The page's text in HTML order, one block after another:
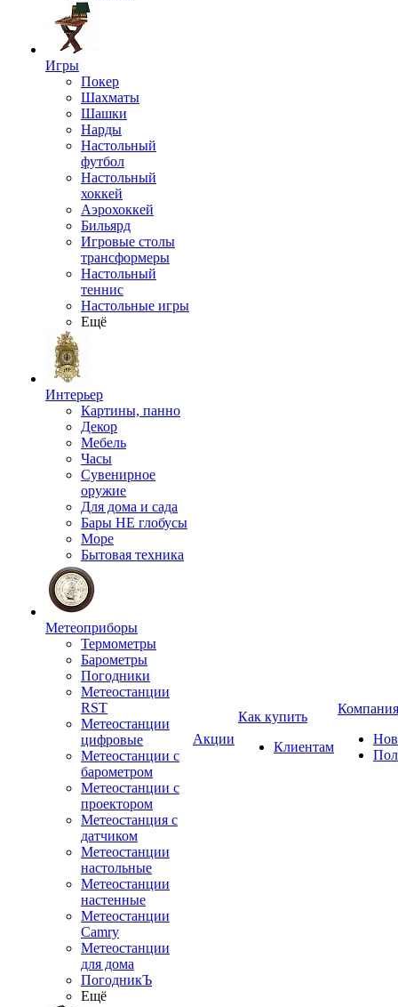
Игры
Покер
Шахматы
Шашки
Нарды
Настольный
футбол
Настольный
хоккей
Аэрохоккей
Бильярд
Игровые столы
трансформеры
Настольный
теннис
Настольные игры
Ещё
Интерьер
Картины, панно
Декор
Мебель
Часы
Сувенирное
оружие
Для дома и сада
Бары НЕ глобусы
Море
Бытовая техника
Метеоприборы
Термометры
Барометры
Погодники
Метеостанции
RST
Метеостанции
цифровые
Метеостанции с
барометром
Метеостанции с
проектором
Метеостанция с
датчиком
Метеостанции
настольные
Метеостанции
настенные
Метеостанции
Camry
Метеостанции
для дома
ПогодникЪ
Ещё
Акции
Как купить
Клиентам
Компания